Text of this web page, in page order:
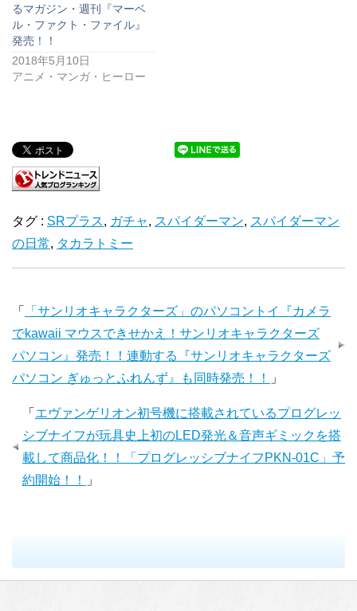
るマガジン・週刊『マーベ
ル・ファクト・ファイル』
発売！！
2018年5月10日
アニメ・マンガ・ヒーロー
タグ : SRプラス, ガチャ, スパイダーマン, スパイダーマン
の日常, タカラトミー
「
「サンリオキャラクターズ」のパソコントイ『カメラ
でkawaii マウスできせかえ！サンリオキャラクターズ
パソコン』発売！！連動する『サンリオキャラクターズ
パソコン ぎゅっとふれんず』も同時発売！！
」
「 エヴァンゲリオン初号機に搭載されているプログレッ
シブナイフが玩具史上初のLED発光＆音声ギミックを搭
載して商品化！！「プログレッシブナイフPKN-01C」予
約開始！！
」